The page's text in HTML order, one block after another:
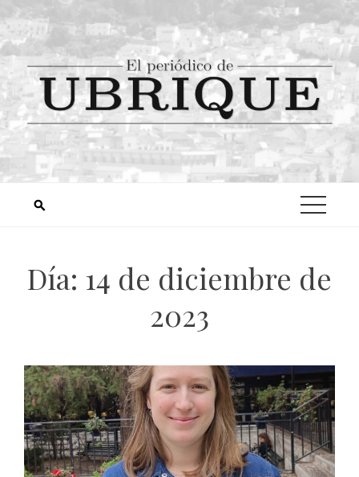
Día: 14 de diciembre de
2023